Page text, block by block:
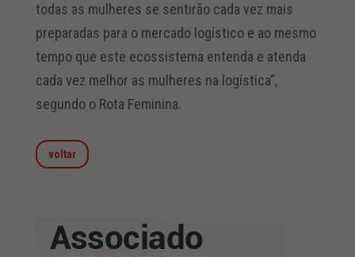
todas as mulheres se sentirão cada vez mais
preparadas para o mercado logístico e ao mesmo
tempo que este ecossistema entenda e atenda
cada vez melhor as mulheres na logística”,
segundo o Rota Feminina.
voltar